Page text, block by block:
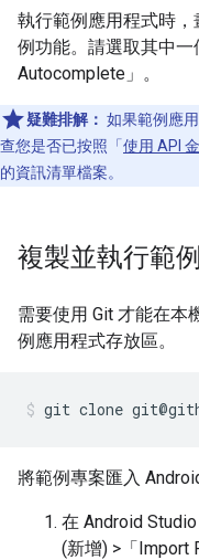
執行範例應用程式時
例功能。請選取其中
Autocomplete」 。
疑難排解： 如果範例應
查您是否已按照「 使用 API
的資訊清單檔案。
複製並執行範例
需要使用 Git 才能在本
例應用程式存放區。
git clone
將範例專案匯入
在 Android
(新增) >「Import